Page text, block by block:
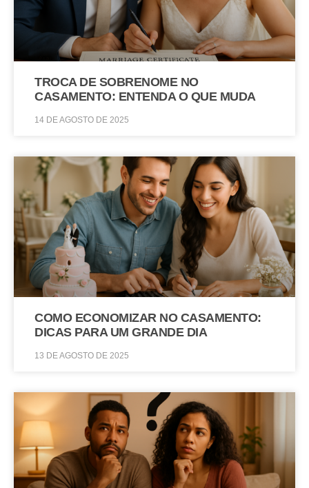
TROCA DE SOBRENOME NO
CASAMENTO: ENTENDA O QUE MUDA
14 DE AGOSTO DE 2025
COMO ECONOMIZAR NO CASAMENTO:
DICAS PARA UM GRANDE DIA
13 DE AGOSTO DE 2025